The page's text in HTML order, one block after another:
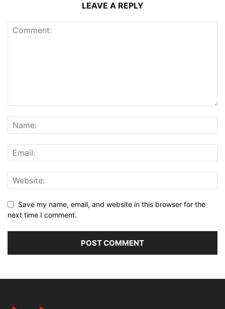
LEAVE A REPLY
Save my name, email, and website in this browser for the
next time I comment.